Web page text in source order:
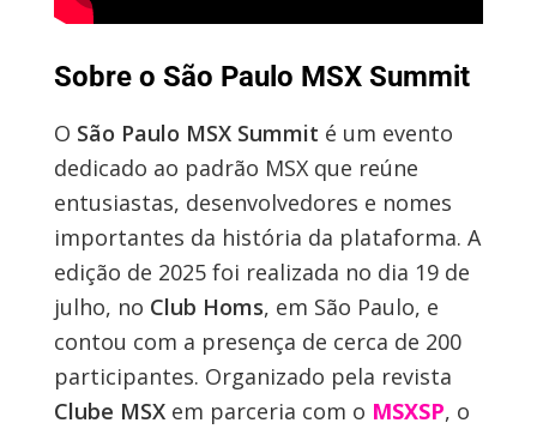
Sobre o São Paulo MSX Summit
O São Paulo MSX Summit é um evento
dedicado ao padrão MSX que reúne
entusiastas, desenvolvedores e nomes
importantes da história da plataforma. A
edição de 2025 foi realizada no dia 19 de
julho, no Club Homs, em São Paulo, e
contou com a presença de cerca de 200
participantes. Organizado pela revista
Clube MSXem parceria com o MSXSP, o